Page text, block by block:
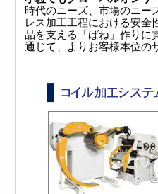
時代のニーズ、市場のニー
レス加工工程における安全
品を支える「ばね」作りに
通じて、よりお客様本位の